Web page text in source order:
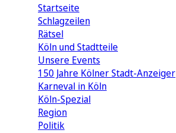
Startseite
Schlagzeilen
Rätsel
Köln und Stadtteile
Unsere Events
150 Jahre Kölner Stadt-Anzeiger
Karneval in Köln
Köln-Spezial
Region
Politik